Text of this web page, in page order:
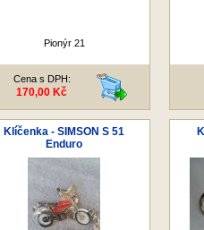
Pionýr 21
Cena s DPH:
170,00 Kč
Klíčenka - SIMSON S 51
Enduro